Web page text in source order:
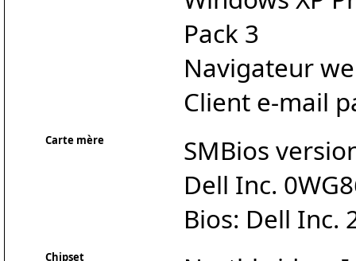
Pack 3
Navigateur
Client e-mail
Carte mère
SMBios
Dell Inc.
Bios: Dell Inc.
Chipset